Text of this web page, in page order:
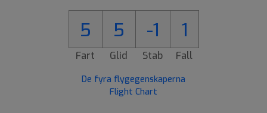
5 5 -1 1
Fart Glid Stab Fall
De fyra flygegenskaperna
Flight Chart